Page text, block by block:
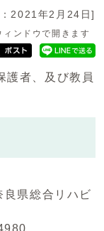
2021年2月24日]
ンドウで開きます
護者、及び教員
県総合リハビ